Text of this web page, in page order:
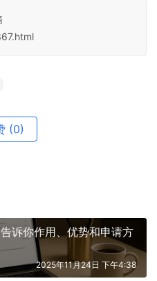
(0)
诉你作用、优势和申请方
2025年11月24日 下午4:38